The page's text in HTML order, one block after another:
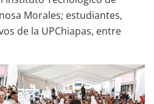
Morales; estudiantes,
de la UPChiapas, entre